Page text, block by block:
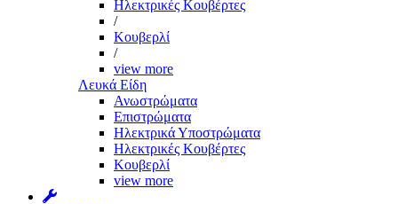
Ηλεκτρικές Κουβέρτες
/
Κουβερλί
/
view more
Λευκά Είδη
Ανωστρώματα
Επιστρώματα
Ηλεκτρικά Υποστρώματα
Ηλεκτρικές Κουβέρτες
Κουβερλί
view more